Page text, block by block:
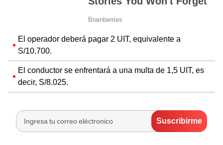
El operador deberá pagar 2 UIT, equivalente a
S/10.700.
El conductor se enfrentará a una multa de 1,5 UIT, es
decir, S/8.025.